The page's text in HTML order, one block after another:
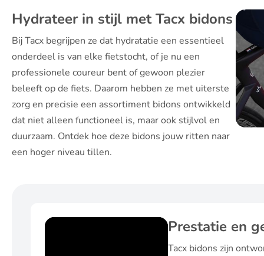
Hydrateer in stijl met Tacx bidons
Bij Tacx begrijpen ze dat hydratatie een essentieel
onderdeel is van elke fietstocht, of je nu een
professionele coureur bent of gewoon plezier
beleeft op de fiets. Daarom hebben ze met uiterste
zorg en precisie een assortiment bidons ontwikkeld
dat niet alleen functioneel is, maar ook stijlvol en
duurzaam. Ontdek hoe deze bidons jouw ritten naar
een hoger niveau tillen.
Prestatie en
Tacx bidons zijn